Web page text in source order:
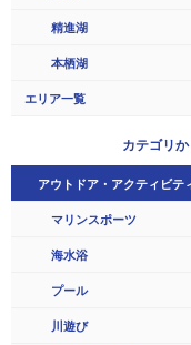
精進湖
本栖湖
エリア一覧
カテゴリか
アウトドア・アクティビテ
マリンスポーツ
海水浴
プール
川遊び